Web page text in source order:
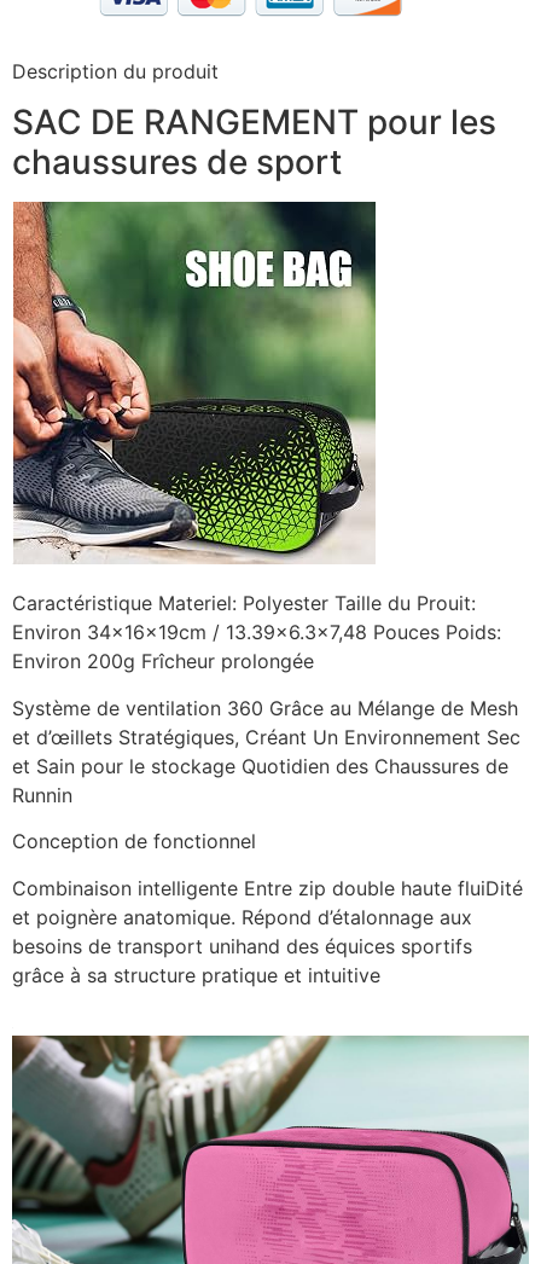
Description du produit
SAC DE RANGEMENT pour les
chaussures de sport
Caractéristique Materiel: Polyester Taille du Prouit:
Environ 34x16x19cm / 13.39×6.3×7,48 Pouces Poids:
Environ 200g Frîcheur prolongée
Système de ventilation 360 Grâce au Mélange de Mesh
et d’œillets Stratégiques, Créant Un Environnement Sec
et Sain pour le stockage Quotidien des Chaussures de
Runnin
Conception de fonctionnel
Combinaison intelligente Entre zip double haute fluiDité
et poignère anatomique. Répond d’étalonnage aux
besoins de transport unihand des équices sportifs
grâce à sa structure pratique et intuitive